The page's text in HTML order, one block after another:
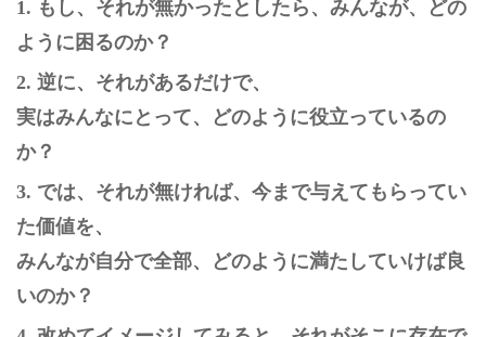
1. もし、それが無かったとしたら、みんなが、どの
ように困るのか？
2. 逆に、それがあるだけで、
実はみんなにとって、どのように役立っているの
か？
3. では、それが無ければ、今まで与えてもらってい
た価値を、
みんなが自分で全部、どのように満たしていけば良
いのか？